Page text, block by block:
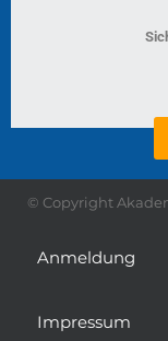
© Copyright
Anmeldung
Impressum